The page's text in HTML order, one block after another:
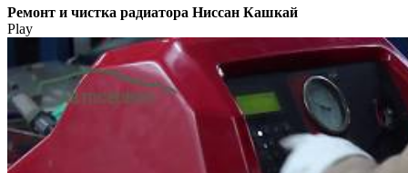
Ремонт и чистка радиатора Ниссан Кашкай
Play